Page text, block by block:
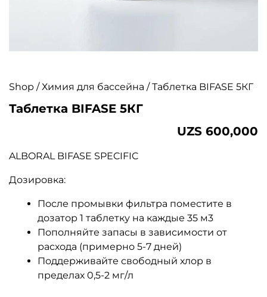
Shop /Химия для бассейна / Таблетка BIFASE 5КГ
Таблетка BIFASE 5КГ
UZS 600,000
ALBORAL BIFASE SPECIFIC
Дозировка:
После промывки фильтра поместите в
дозатор 1 таблетку на каждые 35 м3
Пополняйте запасы в зависимости от
расхода (примерно 5-7 дней)
Поддерживайте свободный хлор в
пределах 0,5-2 мг/л